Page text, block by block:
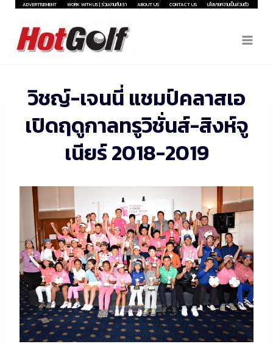
Skip
content
ADVERTISEMENT WORK WITH US | ร่วมงานกับเรา ABOUT US CONTACT US นโยบายความเป็นส่วนตัว
วิชญ์-เจนนี่ แชมป์คลาสเอ
เปิดฤดูกาลทรูวิชั่นส์-สิงห์จู
เนียร์ 2018-2019